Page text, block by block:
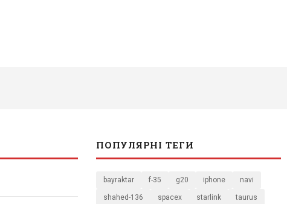
ПОПУЛЯРНІ ТЕГИ
bayraktar f-35 g20 iphone navi
shahed-136 spacex starlink taurus